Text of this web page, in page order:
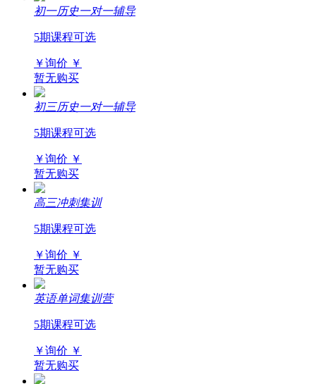
初一历史一对一辅导
5期课程可选
￥询价 ￥
暂无购买
初三历史一对一辅导
5期课程可选
￥询价 ￥
暂无购买
高三冲刺集训
5期课程可选
￥询价 ￥
暂无购买
英语单词集训营
5期课程可选
￥询价 ￥
暂无购买